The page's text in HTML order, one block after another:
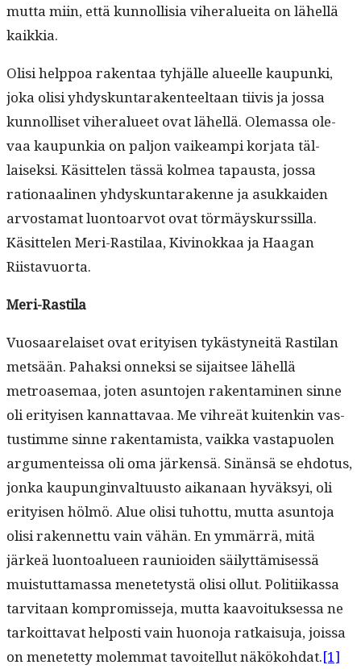
mut­ta miin, että kun­nol­lisia viher­aluei­ta on lähel­lä
kaikkia.
Olisi help­poa rak­en­taa tyhjälle alueelle kaupun­ki,
joka olisi yhdyskun­tarak­en­teeltaan tiivis ja jos­sa
kun­nol­liset viher­alueet ovat lähel­lä. Ole­mas­sa ole­
vaa kaupunkia on paljon vaikeampi kor­ja­ta täl­
laisek­si. Käsit­te­len tässä kolmea tapaus­ta, jos­sa
ratio­naa­li­nen yhdyskun­tarakenne ja asukkaiden
arvosta­mat luon­toar­vot ovat tör­mäyskurssil­la.
Käsit­te­len Meri-Rasti­laa, Kivi­nokkaa ja Haa­gan
Riistavuorta.
Meri-Rasti­la
Vuosaare­laiset ovat eri­tyisen tykästyneitä Rasti­lan
met­sään. Pahak­si onnek­si se sijait­see lähel­lä
metroase­maa, joten asun­to­jen rak­en­t­a­mi­nen sinne
oli eri­tyisen kan­nat­tavaa. Me vihreät kuitenkin vas­
tus­timme sinne rak­en­tamista, vaik­ka vastapuolen
argu­menteis­sa oli oma järken­sä. Sinän­sä se ehdo­tus,
jon­ka kaupung­in­val­tu­us­to aikanaan hyväksyi, oli
eri­tyisen hölmö. Alue olisi tuhot­tu, mut­ta asun­to­ja
olisi raken­net­tu vain vähän. En ymmär­rä, mitä
järkeä luon­toalueen rau­nioiden säi­lyt­tämisessä
muis­tut­ta­mas­sa menete­tys­tä olisi ollut. Poli­ti­ikas­sa
tarvi­taan kom­pro­mis­se­ja, mut­ta kaavoituk­ses­sa ne
tarkoit­ta­vat hel­posti vain huono­ja ratkaisu­ja, jois­sa
on menetet­ty molem­mat tavoitel­lut näköko­h­dat.[1]